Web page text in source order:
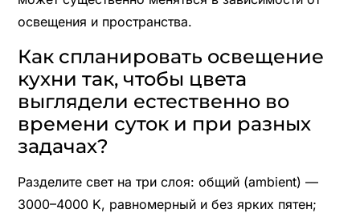
освещения и пространства.
Как спланировать освещение
кухни так, чтобы цвета
выглядели естественно во
времени суток и при разных
задачах?
Разделите свет на три слоя: общий (ambient) —
3000–4000 K, равномерный и без ярких пятен;